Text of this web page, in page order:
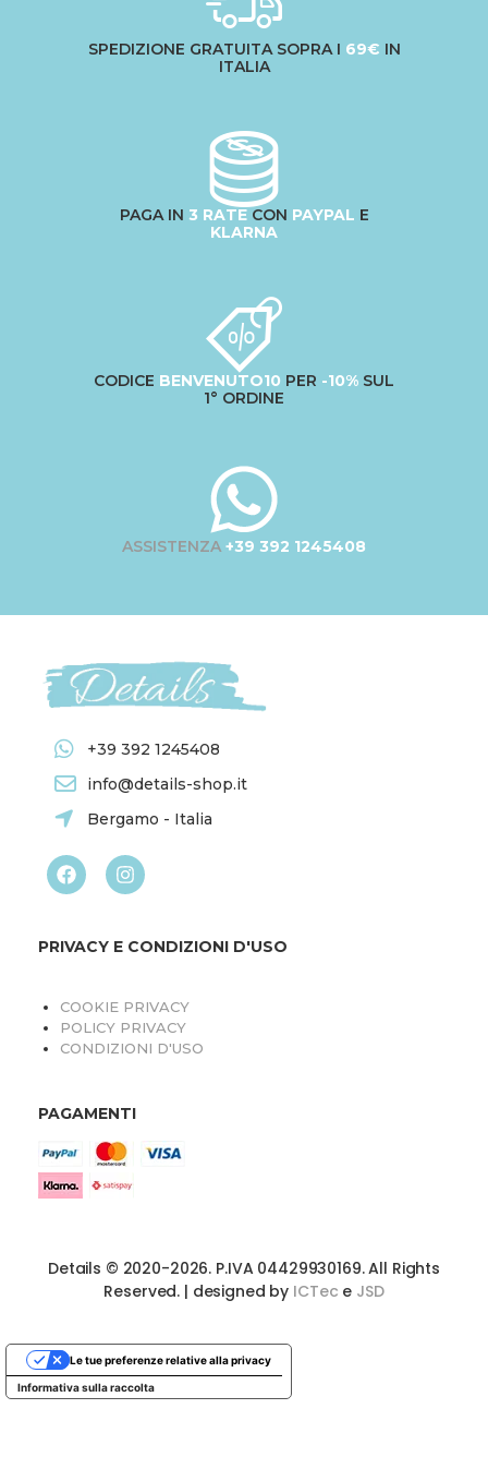
SPEDIZIONE GRATUITA SOPRA I 69€ IN
ITALIA
PAGA IN 3 RATECON PAYPAL E
KLARNA
CODICE BENVENUTO10 PER -10% SUL
1° ORDINE
ASSISTENZA +39 392 1245408
+39 392 1245408
info@details-shop.it
Bergamo - Italia
PRIVACY E CONDIZIONI D'USO
COOKIE PRIVACY
POLICY PRIVACY
CONDIZIONI D'USO
PAGAMENTI
Details © 2020-2026. P.IVA 04429930169. All Rights
Reserved. | designed by ICTec e JSD
Informativa sulla raccolta
Le tue preferenze relative alla privacy